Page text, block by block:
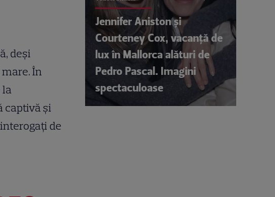
deşi
În
la
captivă şi
de
Jennifer Aniston și
Courteney Cox, vacanță de
lux în Mallorca alături de
Pedro Pascal. Imagini
spectaculoase